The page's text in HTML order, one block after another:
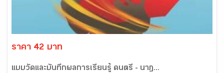
ราคา 42 บาท
แบบวัดและบันทึกผลการเรียนรู้ ดนตรี - นาฏ...